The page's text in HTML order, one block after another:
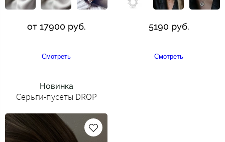
от 17900 руб.
Смотреть
5190 руб.
Смотреть
Новинка
Серьги-пусеты DROP